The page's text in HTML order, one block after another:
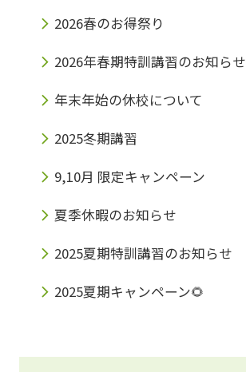
2026春のお得祭り
2026年春期特訓講習のお知らせ
年末年始の休校について
2025冬期講習
9,10月 限定キャンペーン
夏季休暇のお知らせ
2025夏期特訓講習のお知らせ
2025夏期キャンペーン🌻